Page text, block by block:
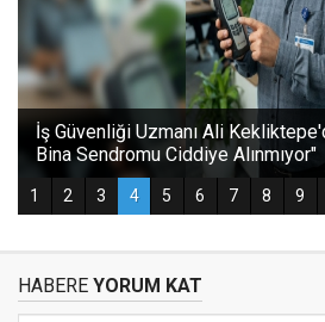
HABERE YORUM KAT